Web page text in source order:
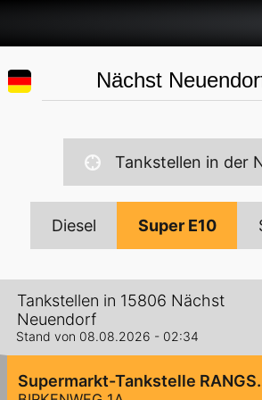
Tankstellen in der
Diesel Super E10
Tankstellen in 15806 Nächst
Neuendorf
Stand von 08.08.2026 - 02:34
Supermarkt-